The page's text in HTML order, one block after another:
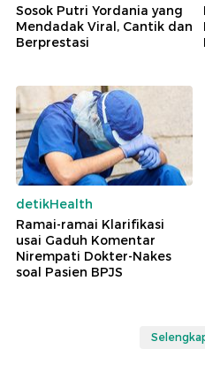
Sosok Putri Yordania yang
Mendadak Viral, Cantik dan
Berprestasi
detikHealth
Ramai-ramai Klarifikasi
usai Gaduh Komentar
Nirempati Dokter-Nakes
soal Pasien BPJS